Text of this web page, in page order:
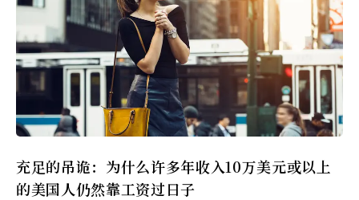
充足的吊诡：为什么许多年收入10万美元或以上
的美国人仍然靠工资过日子